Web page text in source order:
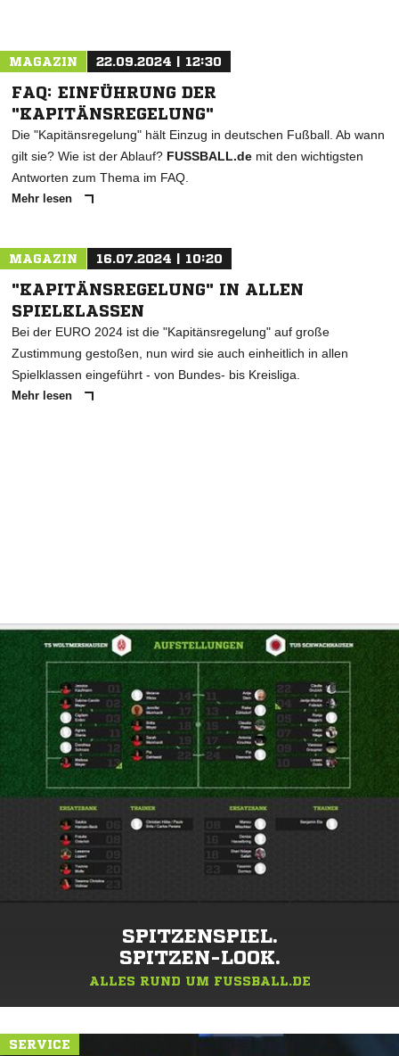
MAGAZIN 22.09.2024 | 12:30
FAQ: EINFÜHRUNG DER
"KAPITÄNSREGELUNG"
Die "Kapitänsregelung" hält Einzug in deutschen Fußball. Ab wann
gilt sie? Wie ist der Ablauf? FUSSBALL.de mit den wichtigsten
Antworten zum Thema im FAQ.
Mehr lesen
MAGAZIN 16.07.2024 | 10:20
"KAPITÄNSREGELUNG" IN ALLEN
SPIELKLASSEN
Bei der EURO 2024 ist die "Kapitänsregelung" auf große
Zustimmung gestoßen, nun wird sie auch einheitlich in allen
Spielklassen eingeführt - von Bundes- bis Kreisliga.
Mehr lesen
SPITZENSPIEL.
SPITZEN-LOOK.
ALLES RUND UM FUSSBALL.DE
SERVICE